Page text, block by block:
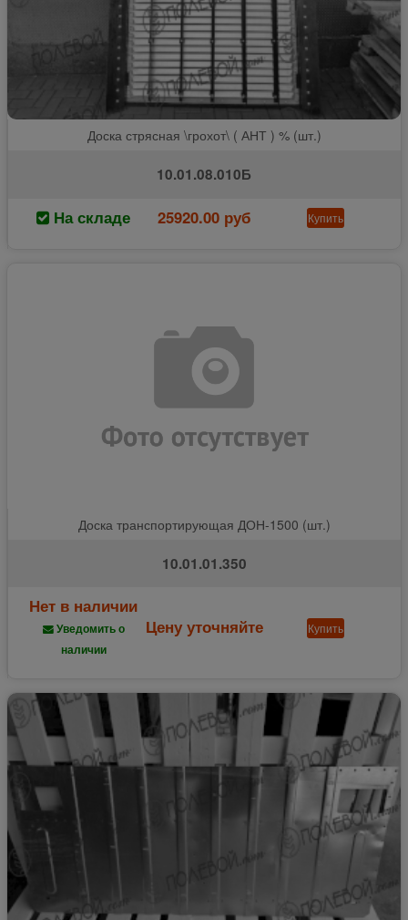
Доска стрясная \грохот\ ( АНТ ) % (шт.)
10.01.08.010Б
На складе 25920.00 руб Купить
Доска транспортирующая ДОН-1500 (шт.)
10.01.01.350
Нет в наличии
Уведомить о
наличии
Цену уточняйте Купить